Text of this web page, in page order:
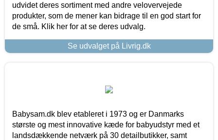
udvidet deres sortiment med andre velovervejede
produkter, som de mener kan bidrage til en god start for
de små. Klik her for at se deres udvalg.
Se udvalget på Livrig.dk
Babysam.dk blev etableret i 1973 og er Danmarks
største og mest innovative kæde for babyudstyr med et
landsdækkende netværk på 30 detailbutikker, samt